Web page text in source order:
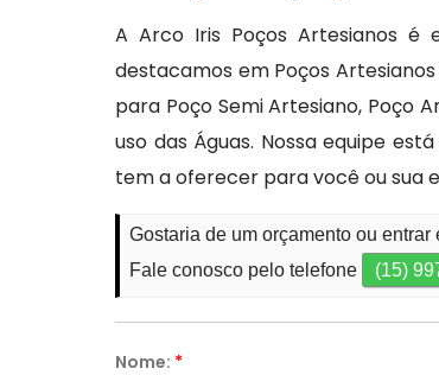
A Arco Iris Poços Artesianos é
destacamos em Poços
para Poço Semi Artesiano, Poço
uso das Águas. Nossa equipe
tem a oferecer para você ou sua
Gostaria de um orçamento ou
Fale conosco pelo telefone
(15)
Nome: *